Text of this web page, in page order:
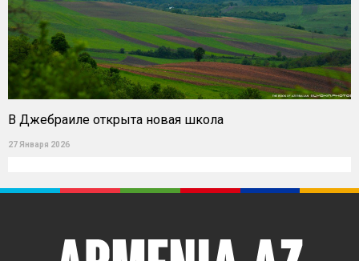
В Джебраиле открыта новая школа
27 Января 2026